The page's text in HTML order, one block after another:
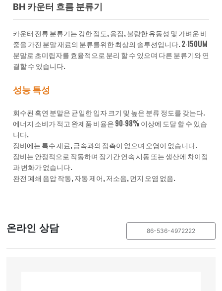
BH 카운터 흐름 분류기
카운터 전류 분류기는 강한 점도, 응집, 불량한 유동성 및 가벼운 비
중을 가진 분말 재료의 분류를위한 최상의 솔루션입니다. 2-150um
분말로 초미립자를 효율적으로 분리 할 수 있으며 다른 분류기와 연
결할 수 있습니다.
성능 특성
회수된 흑연 분말은 균일한 입자 크기 및 높은 분류 정도를 갖는다.
에너지 소비가 적고 완제품 비율은 90-98% 이상에 도달 할 수 있습
니다.
장비에는 특수 재료, 금속과의 접촉이 없으며 오염이 없습니다.
장비는 안정적으로 작동하며 장기간 연속 시동 또는 생산에 차이점
과 변화가 없습니다.
완전 폐쇄 음압 작동, 자동 제어, 저소음, 먼지 오염 없음.
온라인 상담 86-536-4972222